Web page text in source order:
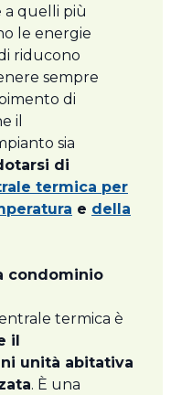
quelli più
le energie
riducono
sempre
di
il
sia
di
termica per
e della
condominio
termica è
il
unità abitativa
. È una